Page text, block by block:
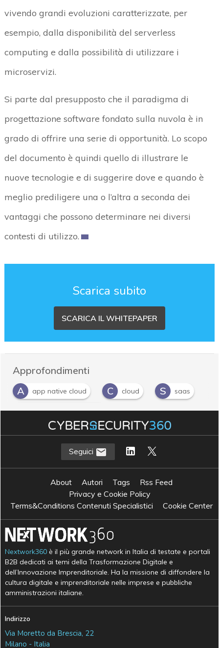
vivendo grandi evoluzioni caratterizzate, per
esempio, dalla disponibilità del serverless
computing e dalla possibilità di utilizzare i
microservizi.
Si parte dal presupposto che il paradigma di
progettazione software fondato sulla nuvola è in
grado di offrire una serie di opportunità. Lo scopo
del documento è quindi quello di illustrare le
nuove tecnologie e di suggerire dove e quando è
meglio prediligere una o l’altra a seconda dei
vantaggi che possono determinare nei diversi
contesti di utilizzo.
Scarica subito
SCARICA IL WHITEPAPER
Approfondimenti
A
app native cloud C cloud S saas
S serverless application
sviluppo software
Seguici
About Autori Tags
Rss Feed
Privacy e Cookie Policy
Terms&Conditions Contenuti Specialistici
Cookie Center
Nextwork360 è il più grande network in Italia di testate e portali
B2B dedicati ai temi della Trasformazione Digitale e
dell’Innovazione Imprenditoriale. Ha la missione di diffondere la
cultura digitale e imprenditoriale nelle imprese e pubbliche
amministrazioni italiane.
Indirizzo
Via Moretto da Brescia, 22
Milano - Italia